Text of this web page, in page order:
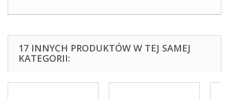
17 INNYCH PRODUKTÓW W TEJ SAMEJ
KATEGORII: